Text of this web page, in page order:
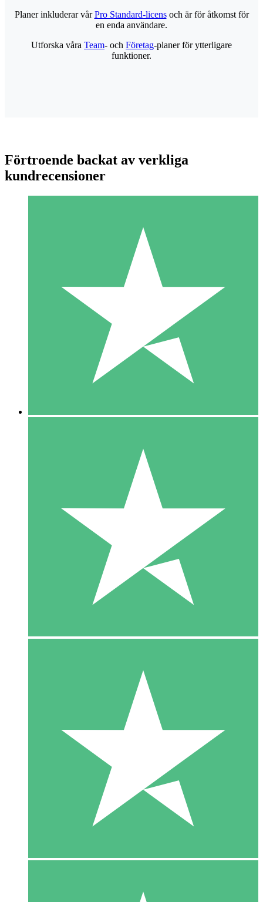
Individuella Kreditpaket
Betala per användning med nedladdningskrediter. Inget
1 Nedladdningar
10 00
10 Nedladdningar
20 00
Planer inkluderar vårPro Standard-licensoch är för åtkomst för
en enda användare.
Utforska våra Team- och Företag-planer för ytterligare
funktioner.
Förtroende backat av verkliga
kundrecensioner